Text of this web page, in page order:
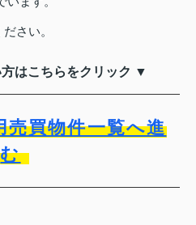
ださい。
はこちらをクリック ▼
売買物件一覧へ進
む